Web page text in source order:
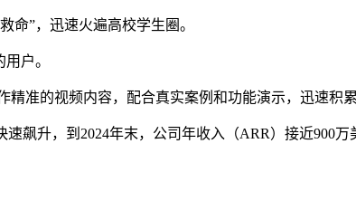
命”，迅速火遍高校学生圈。
户。
精准的视频内容，配合真实案例和功能演示，迅速积
速飙升，到2024年末，公司年收入（ARR）接近900